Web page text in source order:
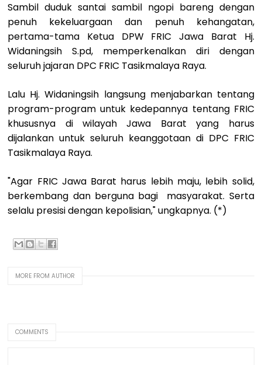
Sambil duduk santai sambil ngopi bareng dengan
penuh kekeluargaan dan penuh kehangatan,
pertama-tama Ketua DPW FRIC Jawa Barat Hj.
Widaningsih S.pd, memperkenalkan diri dengan
seluruh jajaran DPC FRIC Tasikmalaya Raya.
Lalu Hj. Widaningsih langsung menjabarkan tentang
program-program untuk kedepannya tentang FRIC
khususnya di wilayah Jawa Barat yang harus
dijalankan untuk seluruh keanggotaan di DPC FRIC
Tasikmalaya Raya.
"Agar FRIC Jawa Barat harus lebih maju, lebih solid,
berkembang dan berguna bagi masyarakat. Serta
selalu presisi dengan kepolisian," ungkapnya. (*)
MORE FROM AUTHOR
COMMENTS